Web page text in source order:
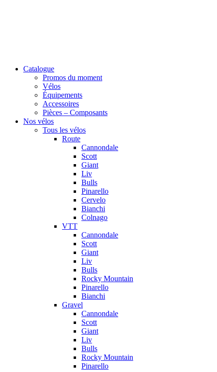
Catalogue
Promos du moment
Vélos
Équipements
Accessoires
Pièces – Composants
Nos vélos
Tous les vélos
Route
Cannondale
Scott
Giant
Liv
Bulls
Pinarello
Cervelo
Bianchi
Colnago
VTT
Cannondale
Scott
Giant
Liv
Bulls
Rocky Mountain
Pinarello
Bianchi
Gravel
Cannondale
Scott
Giant
Liv
Bulls
Rocky Mountain
Pinarello